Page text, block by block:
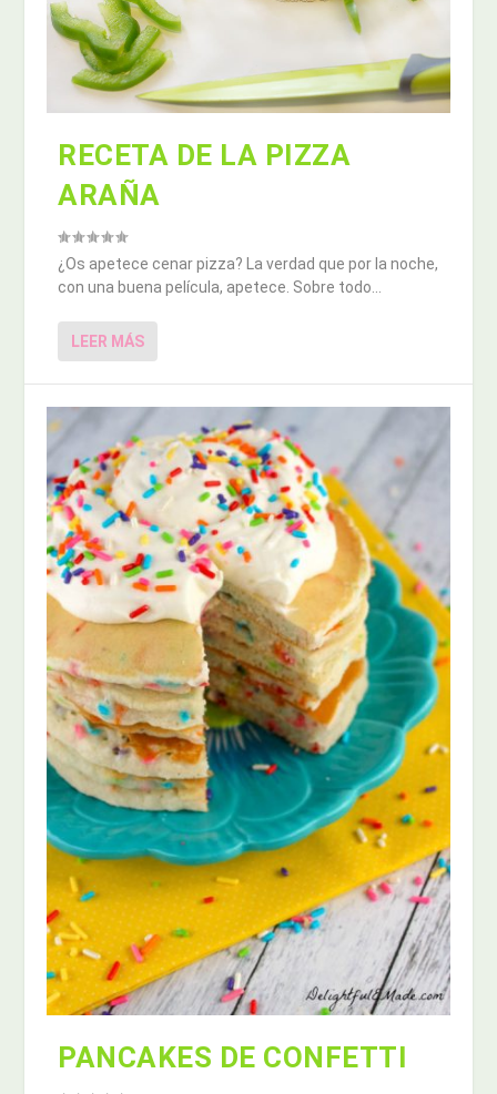
RECETA DE LA PIZZA
ARAÑA
¿Os apetece cenar pizza? La verdad que por la noche,
con una buena película, apetece. Sobre todo...
LEER MÁS
PANCAKES DE CONFETTI